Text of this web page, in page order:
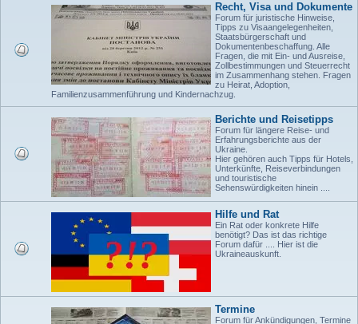
Recht, Visa und Dokumente
Forum für juristische Hinweise,
Tipps zu Visaangelegenheiten,
Staatsbürgerschaft und
Dokumentenbeschaffung. Alle
Fragen, die mit Ein- und Ausreise,
Zollbestimmungen und Steuerrecht
im Zusammenhang stehen. Fragen
zu Heirat, Adoption,
Familienzusammenführung und Kindernachzug.
Berichte und Reisetipps
Forum für längere Reise- und
Erfahrungsberichte aus der
Ukraine.
Hier gehören auch Tipps für Hotels,
Unterkünfte, Reiseverbindungen
und touristische
Sehenswürdigkeiten hinein ....
Hilfe und Rat
Ein Rat oder konkrete Hilfe
benötigt? Das ist das richtige
Forum dafür .... Hier ist die
Ukraineauskunft.
Termine
Forum für Ankündigungen, Termine